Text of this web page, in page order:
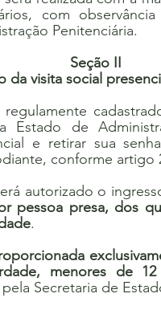
com
Penitenciária.
Seção II
da visita social
Estado de
e retirar sua
conforme artigo
autorizado o
pessoa presa, dos
.
menores de
Secretaria de